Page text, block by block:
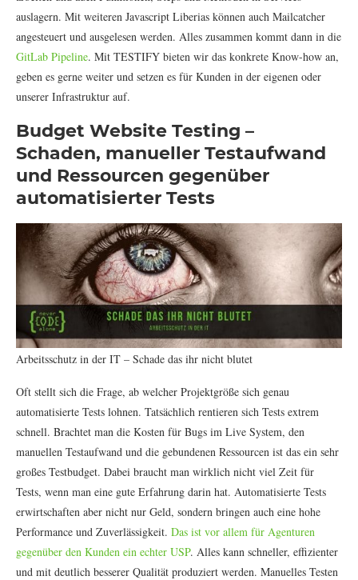
auslagern. Mit weiteren Javascript Liberias können auch Mailcatcher
angesteuert und ausgelesen werden. Alles zusammen kommt dann in die
GitLab Pipeline. Mit TESTIFY bieten wir das konkrete Know-how an,
geben es gerne weiter und setzen es für Kunden in der eigenen oder
unserer Infrastruktur auf.
Budget Website Testing –
Schaden, manueller Testaufwand
und Ressourcen gegenüber
automatisierter Tests
Arbeitsschutz in der IT – Schade das ihr nicht blutet
Oft stellt sich die Frage, ab welcher Projektgröße sich genau
automatisierte Tests lohnen. Tatsächlich rentieren sich Tests extrem
schnell. Brachtet man die Kosten für Bugs im Live System, den
manuellen Testaufwand und die gebundenen Ressourcen ist das ein sehr
großes Testbudget. Dabei braucht man wirklich nicht viel Zeit für
Tests, wenn man eine gute Erfahrung darin hat. Automatisierte Tests
erwirtschaften aber nicht nur Geld, sondern bringen auch eine hohe
Performance und Zuverlässigkeit. Das ist vor allem für Agenturen
gegenüber den Kunden ein echter USP. Alles kann schneller, effizienter
und mit deutlich besserer Qualität produziert werden. Manuelles Testen